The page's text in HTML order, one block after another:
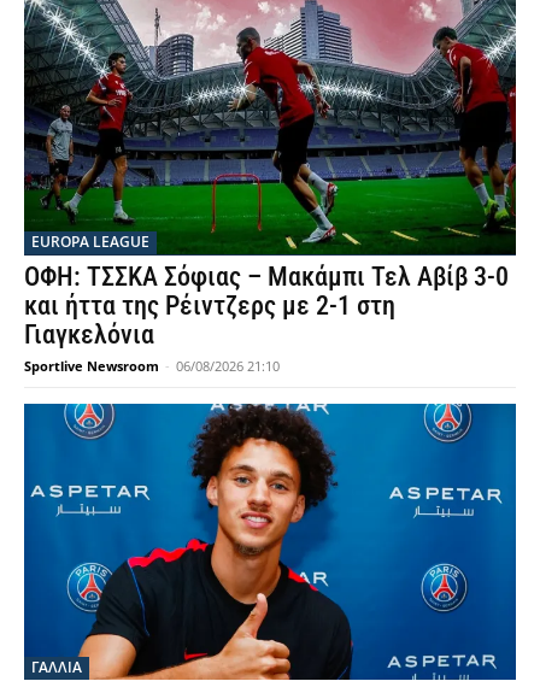
EUROPA LEAGUE
ΟΦΗ: ΤΣΣΚΑ Σόφιας – Μακάμπι Τελ Αβίβ 3-0
και ήττα της Ρέιντζερς με 2-1 στη
Γιαγκελόνια
Sportlive Newsroom - 06/08/2026 21:10
ΓΑΛΛΙΑ